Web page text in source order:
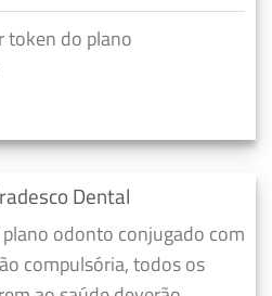
token do plano
Dental
odonto conjugado com
compulsória, todos os